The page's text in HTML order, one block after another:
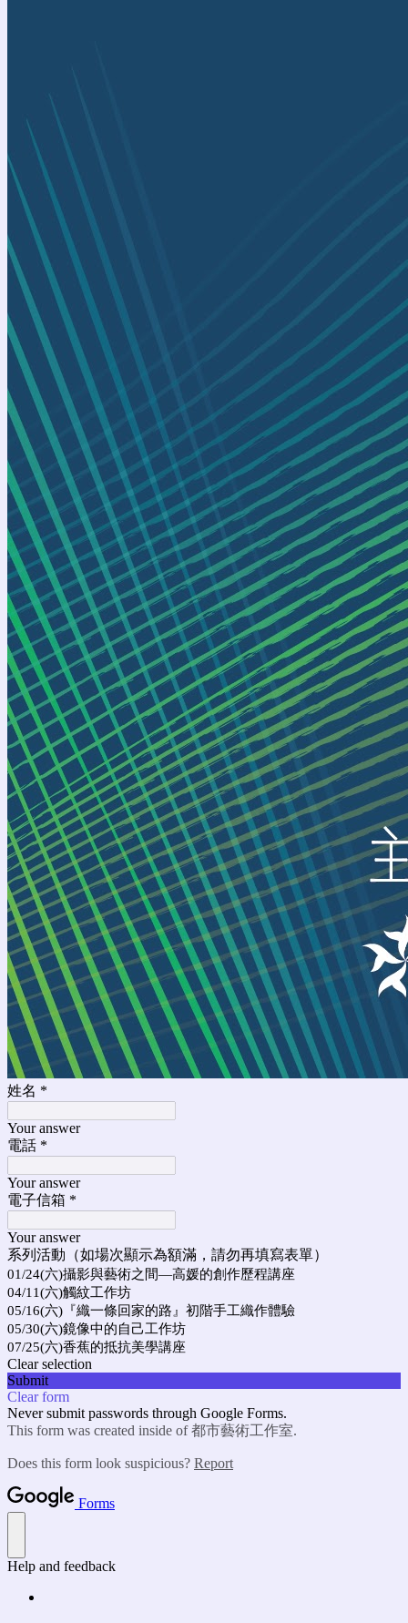
姓名 *
Your answer
電話 *
Your answer
電子信箱 *
Your answer
系列活動（如場次顯示為額滿，請勿再填寫表單）
01/24(六)攝影與藝術之間—高媛的創作歷程講座
04/11(六)觸紋工作坊
05/16(六)『織一條回家的路』初階手工織作體驗
05/30(六)鏡像中的自己工作坊
07/25(六)香蕉的抵抗美學講座
Clear selection
Submit
Clear form
Never submit passwords through Google Forms.
This form was created inside of 都市藝術工作室.
Does this form look suspicious? Report
Forms
Help and feedback